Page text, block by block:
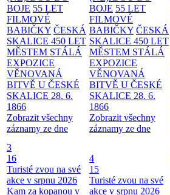
BOJE 55 LET
FILMOVÉ
BABIČKY ČESKÁ
SKALICE 450 LET
MĚSTEM STÁLÁ
EXPOZICE
VĚNOVANÁ
BITVĚ U ČESKÉ
SKALICE 28. 6.
1866
Zobrazit všechny
záznamy ze dne
BOJE 55 LET
FILMOVÉ
BABIČKY ČESKÁ
SKALICE 450 LET
MĚSTEM STÁLÁ
EXPOZICE
VĚNOVANÁ
BITVĚ U ČESKÉ
SKALICE 28. 6.
1866
Zobrazit všechny
záznamy ze dne
3
16
Turisté zvou na své
akce v srpnu 2026
Kam za kopanou v
4
15
Turisté zvou na své
akce v srpnu 2026